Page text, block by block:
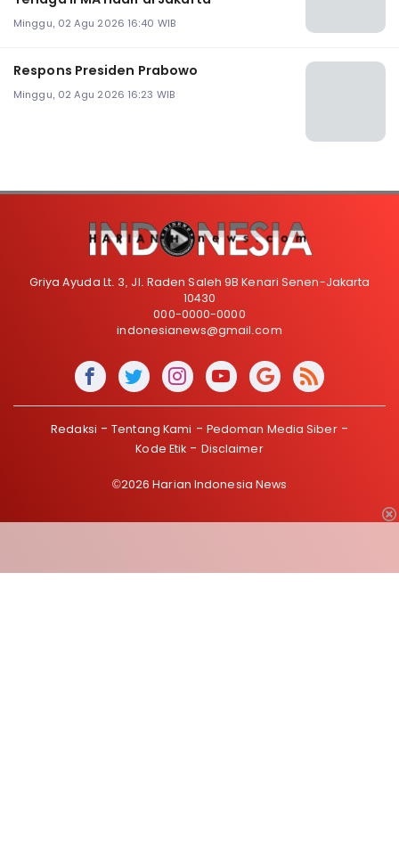
Minggu, 02 Agu 2026 16:40 WIB
Respons Presiden Prabowo
Minggu, 02 Agu 2026 16:23 WIB
Griya Ayuda Lt. 3, Jl. Raden Saleh 9B Kenari Senen-Jakarta
10430
000-0000-0000
indonesianews@gmail.com
Redaksi Tentang Kami
Pedoman Media Siber
Kode Etik
Disclaimer
©2026 Harian Indonesia News